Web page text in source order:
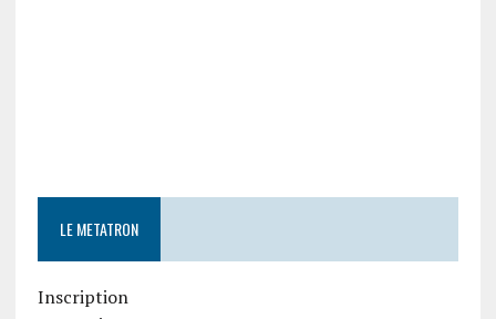
LE METATRON
Inscription